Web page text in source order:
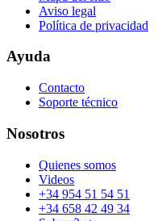
Aviso legal
Política de privacidad
Ayuda
Contacto
Soporte técnico
Nosotros
Quienes somos
Videos
+34 954 51 54 51
+34 658 42 49 34